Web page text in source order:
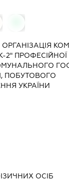
ПРОФЕСІЙНОЇ
ПОБУТОВОГО
УКРАЇНИ
ОСІБ